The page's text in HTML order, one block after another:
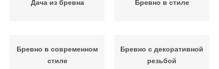
Дача из бревна Бревно в стиле
Бревно в современном
стиле
Бревно с декоративной
резьбой